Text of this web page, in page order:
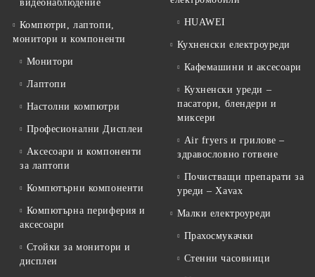
видеонаблюдение
Компютри, лаптопи,
монитори и компоненти
Монитори
Лаптопи
Настолни компютри
Професионални Дисплеи
Аксесоари и компоненти
за лаптопи
Компютърни компоненти
Компютърна периферия и
аксесоари
Стойки за монитори и
дисплеи
HUAWEI
Кухненски електроуреди
Кафемашини и аксесоари
Кухненски уреди –
пасатори, блендери и
миксери
Air fryers и грилове –
здравословно готвене
Почистващи препарати за
уреди – Xavax
Малки електроуреди
Прахосмукачки
Стенни часовници